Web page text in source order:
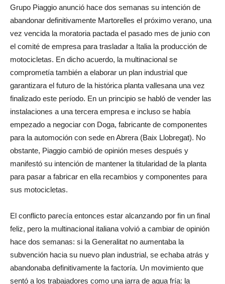
Grupo Piaggio anunció hace dos semanas su intención de
abandonar definitivamente Martorelles el próximo verano, una
vez vencida la moratoria pactada el pasado mes de junio con
el comité de empresa para trasladar a Italia la producción de
motocicletas. En dicho acuerdo, la multinacional se
comprometía también a elaborar un plan industrial que
garantizara el futuro de la histórica planta vallesana una vez
finalizado este período. En un principio se habló de vender las
instalaciones a una tercera empresa e incluso se había
empezado a negociar con Doga, fabricante de componentes
para la automoción con sede en Abrera (Baix Llobregat). No
obstante, Piaggio cambió de opinión meses después y
manifestó su intención de mantener la titularidad de la planta
para pasar a fabricar en ella recambios y componentes para
sus motocicletas.
El conflicto parecía entonces estar alcanzando por fin un final
feliz, pero la multinacional italiana volvió a cambiar de opinión
hace dos semanas: si la Generalitat no aumentaba la
subvención hacia su nuevo plan industrial, se echaba atrás y
abandonaba definitivamente la factoría. Un movimiento que
sentó a los trabajadores como una jarra de agua fría: la